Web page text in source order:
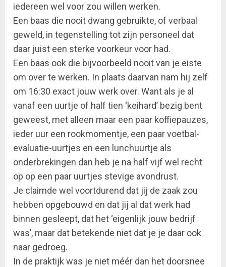
iedereen wel voor zou willen werken.
Een baas die nooit dwang gebruikte, of verbaal
geweld, in tegenstelling tot zijn personeel dat
daar juist een sterke voorkeur voor had.
Een baas ook die bijvoorbeeld nooit van je eiste
om over te werken. In plaats daarvan nam hij zelf
om 16:30 exact jouw werk over. Want als je al
vanaf een uurtje of half tien ‘keihard’ bezig bent
geweest, met alleen maar een paar koffiepauzes,
ieder uur een rookmomentje, een paar voetbal-
evaluatie-uurtjes en een lunchuurtje als
onderbrekingen dan heb je na half vijf wel recht
op op een paar uurtjes stevige avondrust.
Je claimde wel voortdurend dat jij de zaak zou
hebben opgebouwd en dat jij al dat werk had
binnen gesleept, dat het ‘eigenlijk jouw bedrijf
was’, maar dat betekende niet dat je je daar ook
naar gedroeg.
In de praktijk was je niet méér dan het doorsnee